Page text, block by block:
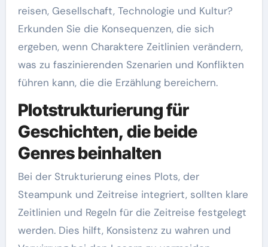
reisen, Gesellschaft, Technologie und Kultur?
Erkunden Sie die Konsequenzen, die sich
ergeben, wenn Charaktere Zeitlinien verändern,
was zu faszinierenden Szenarien und Konflikten
führen kann, die die Erzählung bereichern.
Plotstrukturierung für
Geschichten, die beide
Genres beinhalten
Bei der Strukturierung eines Plots, der
Steampunk und Zeitreise integriert, sollten klare
Zeitlinien und Regeln für die Zeitreise festgelegt
werden. Dies hilft, Konsistenz zu wahren und